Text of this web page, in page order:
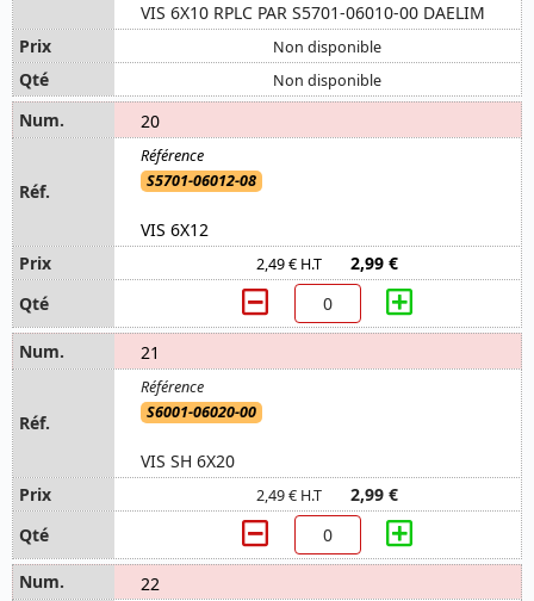
VIS 6X10 RPLC PAR S5701-06010-00 DAELIM
Non disponible
Non disponible
20
S5701-06012-08
VIS 6X12
2,49 € H.T 2,99 €
21
S6001-06020-00
VIS SH 6X20
2,49 € H.T 2,99 €
22